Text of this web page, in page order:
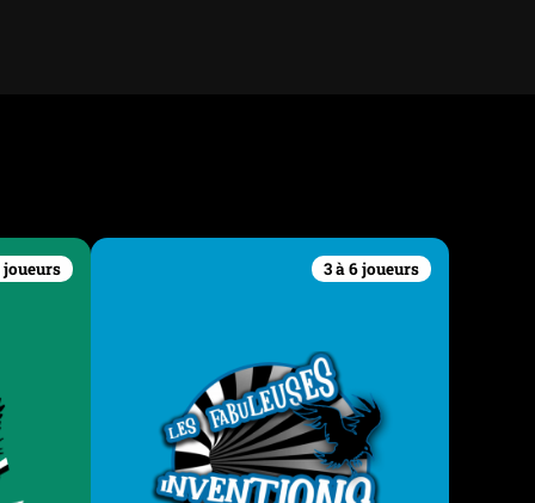
joueurs
à la
aussi
la
3 à 6 joueurs
Les Fabuleuses
Apfelglück
Qui n’a jamais rêvé de pénétrer dans un
atelier improbable rempli d’inventions
toutes plus loufoques les unes que les